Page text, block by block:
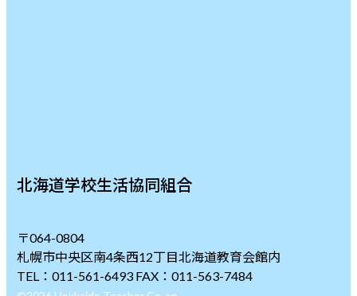
北海道学校生活協同組合
〒064-0804
札幌市中央区南4条西12丁目北海道教育会館内
TEL：011-561-6493 FAX：011-563-7484